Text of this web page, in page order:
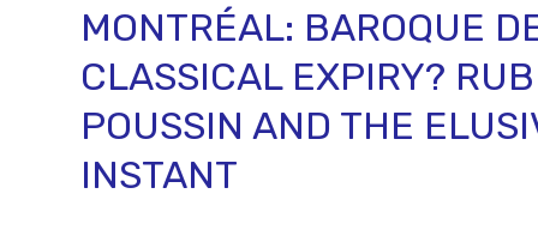
MONTRÉAL: BAROQUE
CLASSICAL EXPIRY?
POUSSIN AND THE
INSTANT